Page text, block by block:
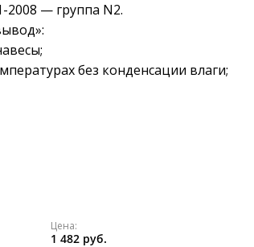
2008 — группа N2.
без конденсации влаги;
Цена:
1 482 руб.